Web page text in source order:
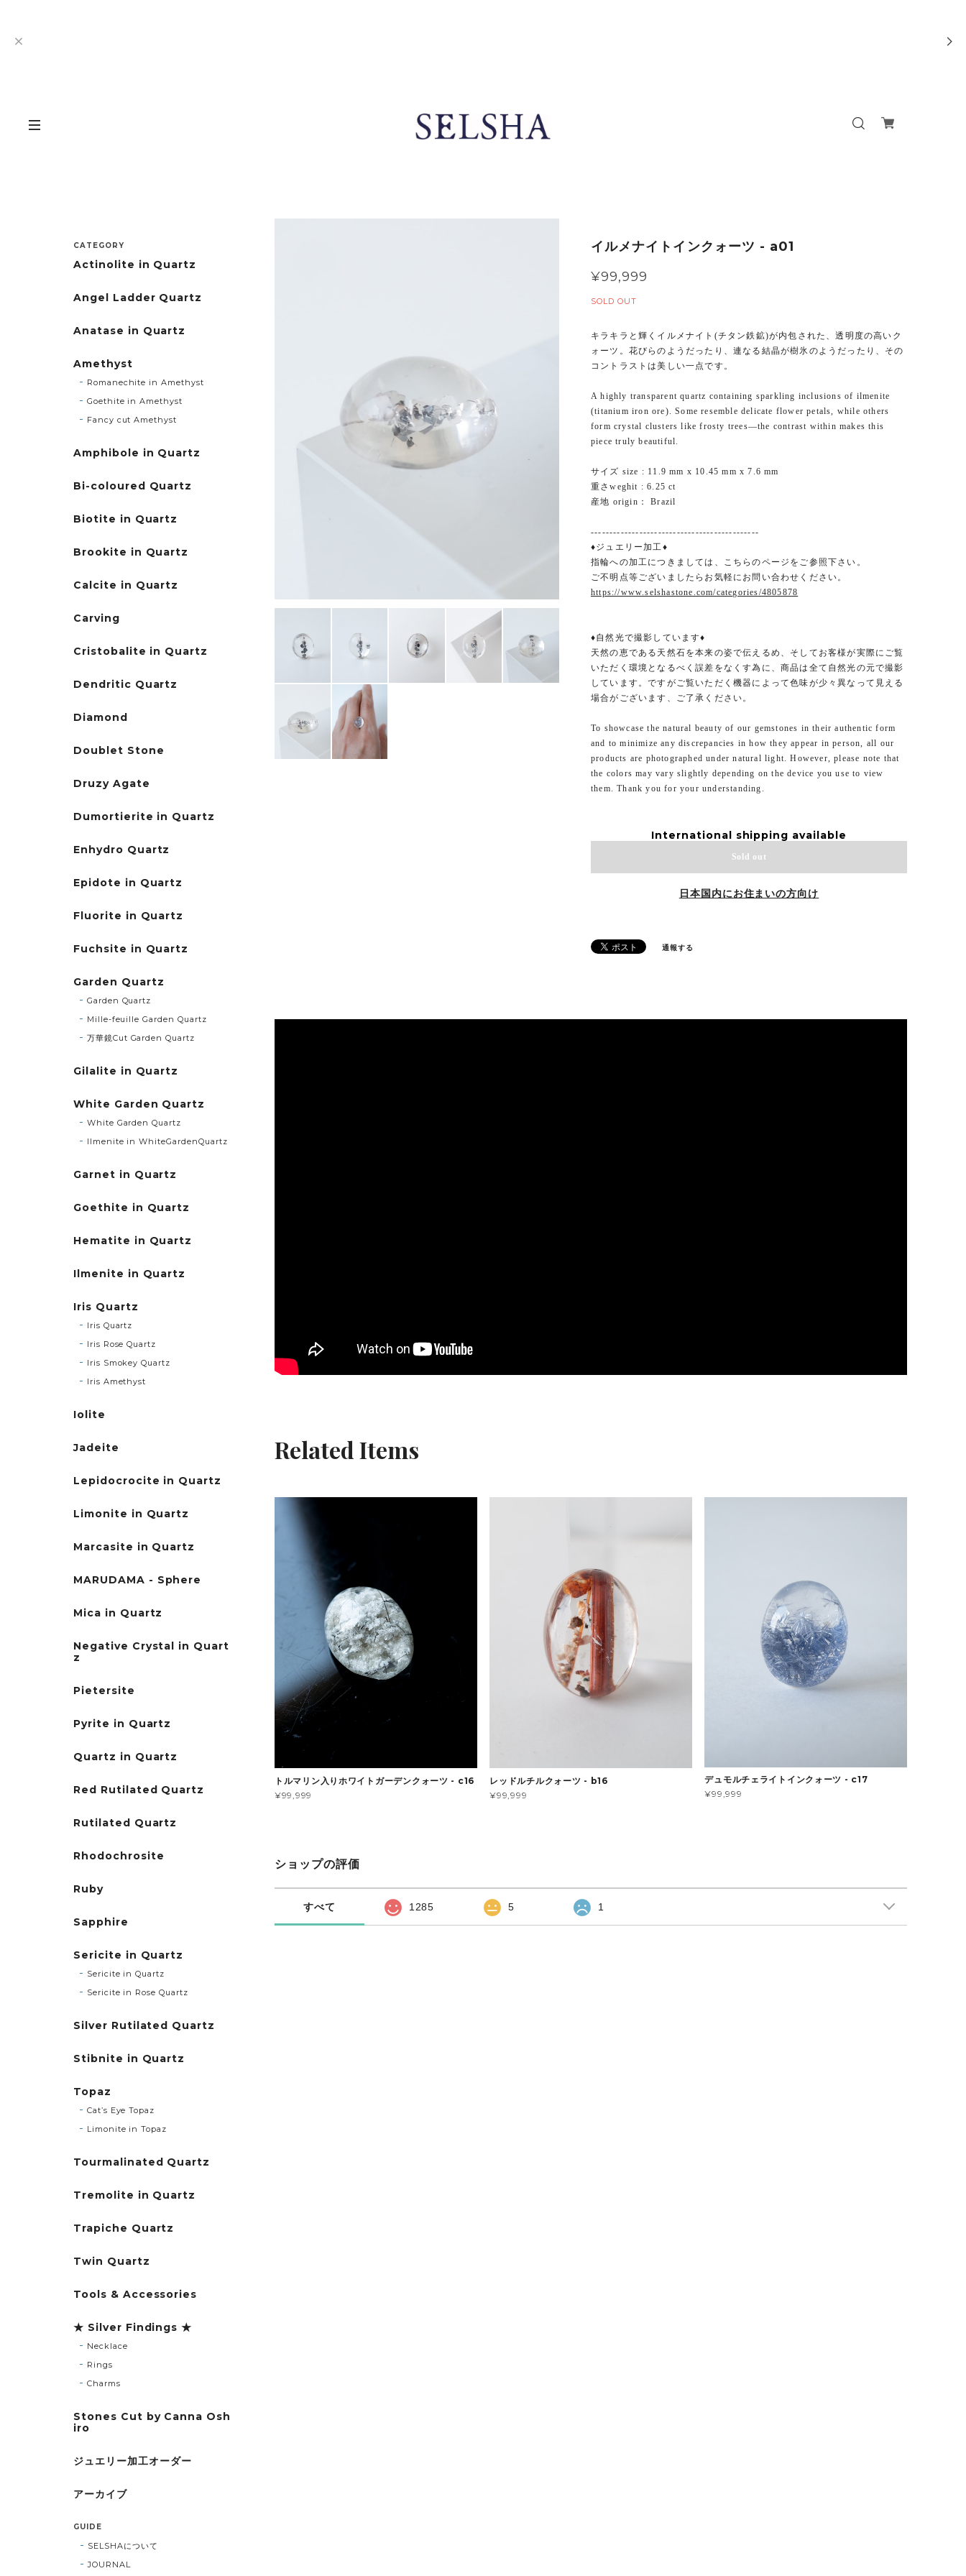
イルメナイトインクォーツ - a01
¥99,999
SOLD OUT
キラキラと輝くイルメナイト(チタン鉄鉱)が内包された、透明度の高いク
ォーツ。花びらのようだったり、連なる結晶が樹氷のようだったり、その
コントラストは美しい一点です。
A highly transparent quartz containing sparkling inclusions of ilmenite
(titanium iron ore). Some resemble delicate flower petals, while others
form crystal clusters like frosty trees—the contrast within makes this
piece truly beautiful.
サイズ size : 11.9 mm x 10.45 mm x 7.6 mm
重さweghit : 6.25 ct
産地 origin： Brazil
---------------------------------------------
♦ジュエリー加工♦
指輪への加工につきましては、こちらのページをご参照下さい。
ご不明点等ございましたらお気軽にお問い合わせください。
https://www.selshastone.com/categories/4805878
♦自然光で撮影しています♦
天然の恵である天然石を本来の姿で伝えるめ、そしてお客様が実際にご覧
いただく環境となるべく誤差をなくす為に、商品は全て自然光の元で撮影
しています。ですがご覧いただく機器によって色味が少々異なって見える
場合がございます、ご了承ください。
To showcase the natural beauty of our gemstones in their authentic form
and to minimize any discrepancies in how they appear in person, all our
products are photographed under natural light. However, please note that
the colors may vary slightly depending on the device you use to view
them. Thank you for your understanding.
International shipping available
Sold out
日本国内にお住まいの方向け
通報する
Related Items
トルマリン入りホワイトガーデンクォーツ - c16
¥99,999
レッドルチルクォーツ - b16
¥99,999
デュモルチェライトインクォーツ - c17
¥99,999
ショップの評価
すべて 1285 5 1
CATEGORY
Actinolite in Quartz
Angel Ladder Quartz
Anatase in Quartz
Amethyst
Romanechite in Amethyst
Goethite in Amethyst
Fancy cut Amethyst
Amphibole in Quartz
Bi-coloured Quartz
Biotite in Quartz
Brookite in Quartz
Calcite in Quartz
Carving
Cristobalite in Quartz
Dendritic Quartz
Diamond
Doublet Stone
Druzy Agate
Dumortierite in Quartz
Enhydro Quartz
Epidote in Quartz
Fluorite in Quartz
Fuchsite in Quartz
Garden Quartz
Garden Quartz
Mille-feuille Garden Quartz
万華鏡Cut Garden Quartz
Gilalite in Quartz
White Garden Quartz
White Garden Quartz
Ilmenite in WhiteGardenQuartz
Garnet in Quartz
Goethite in Quartz
Hematite in Quartz
Ilmenite in Quartz
Iris Quartz
Iris Quartz
Iris Rose Quartz
Iris Smokey Quartz
Iris Amethyst
Iolite
Jadeite
Lepidocrocite in Quartz
Limonite in Quartz
Marcasite in Quartz
MARUDAMA - Sphere
Mica in Quartz
Negative Crystal in Quart
z
Pietersite
Pyrite in Quartz
Quartz in Quartz
Red Rutilated Quartz
Rutilated Quartz
Rhodochrosite
Ruby
Sapphire
Sericite in Quartz
Sericite in Quartz
Sericite in Rose Quartz
Silver Rutilated Quartz
Stibnite in Quartz
Topaz
Cat’s Eye Topaz
Limonite in Topaz
Tourmalinated Quartz
Tremolite in Quartz
Trapiche Quartz
Twin Quartz
Tools & Accessories
★ Silver Findings ★
Necklace
Rings
Charms
Stones Cut by Canna Osh
iro
ジュエリー加工オーダー
アーカイブ
GUIDE
SELSHAについて
JOURNAL